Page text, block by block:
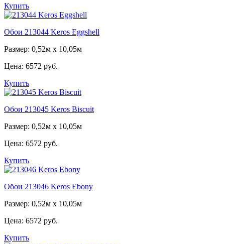
Купить
Обои 213044 Keros Eggshell
Размер: 0,52м х 10,05м
Цена: 6572 руб.
Купить
Обои 213045 Keros Biscuit
Размер: 0,52м х 10,05м
Цена: 6572 руб.
Купить
Обои 213046 Keros Ebony
Размер: 0,52м х 10,05м
Цена: 6572 руб.
Купить